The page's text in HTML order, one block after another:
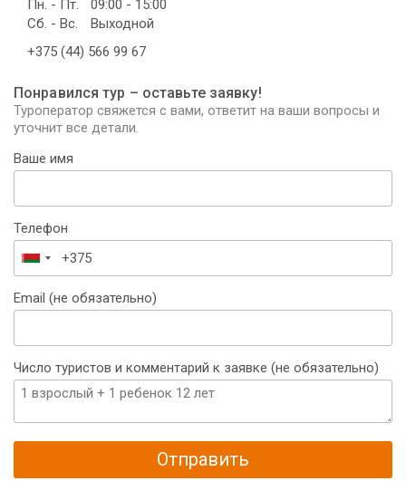
Пн. - Пт.
09:00 - 15:00
Сб. - Вс.
Выходной
+375 (44) 566 99 67
Понравился тур – оставьте заявку!
Туроператор свяжется с вами, ответит на ваши вопросы и
уточнит все детали.
Ваше имя
Телефон
Беларусь
+375
Email (не обязательно)
Число туристов и комментарий к заявке (не обязательно)
Отправить